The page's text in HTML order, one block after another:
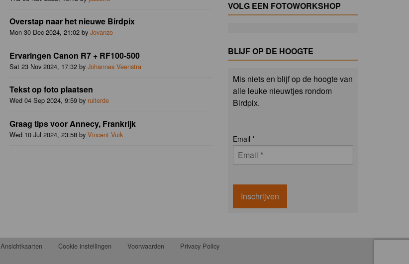
Overstap naar het nieuwe Birdpix
Mon 30 Dec 2024, 21:02 by Jovanzo
Ervaringen Canon R7 + RF100-500
Sat 23 Nov 2024, 17:32 by Johannes Veenstra
Tekst op foto plaatsen
Wed 04 Sep 2024, 9:59 by ruiterde
Graag tips voor Annecy, Frankrijk
Wed 10 Jul 2024, 23:58 by Vincent Vuik
VOLG EEN FOTOWORKSHOP
BLIJF OP DE HOOGTE
Mis niets en blijf op de hoogte van
alle leuke nieuwtjes rondom
Birdpix.
Email *
Inschrijven
Ansichtkaarten Cookie instellingen Voorwaarden Privacy Policy